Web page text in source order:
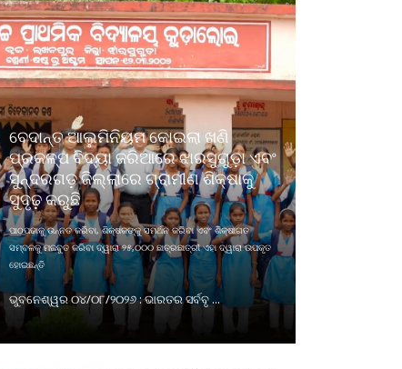
ବେଦାନ୍ତ ଆଲୁମିନିୟମ କୋଇଲା ଖଣି
ପ୍ରକଳ୍ପ ବିଦ୍ୟା ଜରିଆରେ ଝାରସୁଗୁଡ଼ା ଏବଂ
ସୁନ୍ଦରଗଡ଼ ଜିଲ୍ଲାରେ ଗ୍ରାମୀଣ ଶିକ୍ଷାକୁ
ସୁଦୃଢ଼ କରୁଛି
ପାଠପଢାକୁ ଉନ୍ନତ କରିବା, ଶିକ୍ଷକଙ୍କୁ ସମର୍ଥନ କରିବା ଏବଂ ଶିକ୍ଷାଗତ
ସମ୍ବଳକୁ ମଜବୁତ କରିବା ଦ୍ୱାରା ୨୫,୦୦୦ ଛାତ୍ରଛାତ୍ରୀ ଏହା ଦ୍ୱାରା ଉପକୃତ
ହୋଇଛନ୍ତି
ଭୁବନେଶ୍ୱର ୦୪/୦୮/୨୦୨୬ : ଭାରତର ସର୍ବବୃ ...